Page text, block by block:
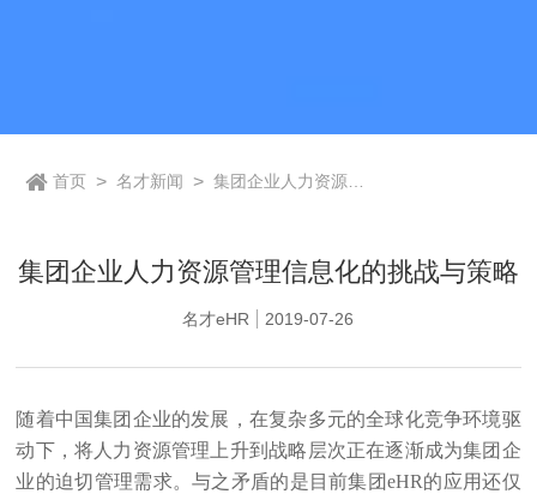
首页 > 名才新闻 > 集团企业人力资源管
集团企业人力资源管理信息化的挑战与策略
名才eHR 2019-07-26
随着中国集团企业的发展，在复杂多元的全球化竞争环境驱
动下，将人力资源管理上升到战略层次正在逐渐成为集团企
业的迫切管理需求。与之矛盾的是目前集团eHR的应用还仅